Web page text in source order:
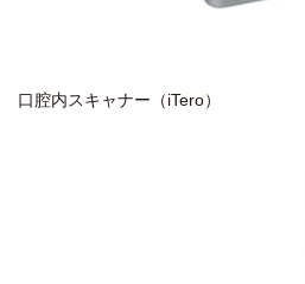
口腔内スキャナー（iTero）